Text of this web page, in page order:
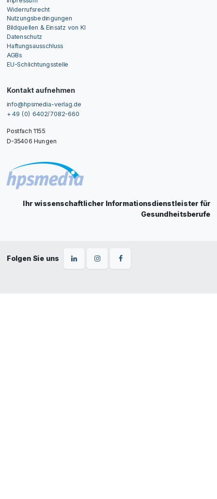
Widerrufsrecht
Nutzungsbedingungen
Bildquellen & Einsatz von KI
Datenschutz
Haftungsausschluss
AGBs
EU-Schlichtungsstelle
Kontakt aufnehmen
info@hpsmedia-verlag.de
+ 49 (0) 6402/7082-660
Postfach 1155
D-35406 Hungen
Ihr wissenschaftlicher Informationsdienstleister für
Gesundheitsberufe
Folgen Sie uns